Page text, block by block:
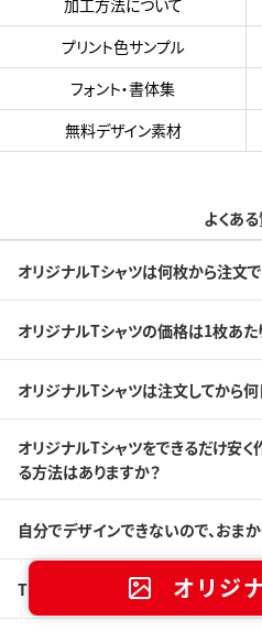
オリジ
加工方法について
プリント色サンプル
フォント・書体集
無料デザイン素材
よくあ
オリジナルTシャツは何枚から注文
オリジナルTシャツの価格は1枚あた
オリジナルTシャツは注文してから
オリジナルTシャツをできるだけ安く
る方法はありますか？
自分でデザインできないので、おま
Tシャツのサンプルを送ってもらうこ